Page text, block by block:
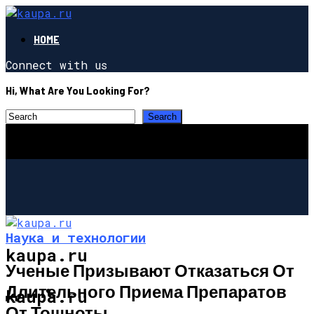
HOME
Connect with us
Hi, What Are You Looking For?
kaupa.ru
kaupa.ruПОЗНАВАТЕЛЬНОЕ
Наука и технологии
Ученые Призывают Отказаться От
Длительного Приема Препаратов